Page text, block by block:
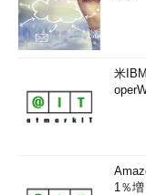
米
1％増